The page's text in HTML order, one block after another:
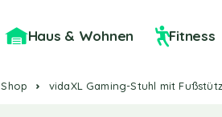
Haus & Wohnen Fitness
Shop vidaXL Gaming-Stuhl mit